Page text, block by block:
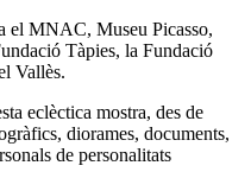
el MNAC, Museu Picasso,
Tàpies, la Fundació
Vallès.
eclèctica mostra, des de
diorames, documents,
de personalitats